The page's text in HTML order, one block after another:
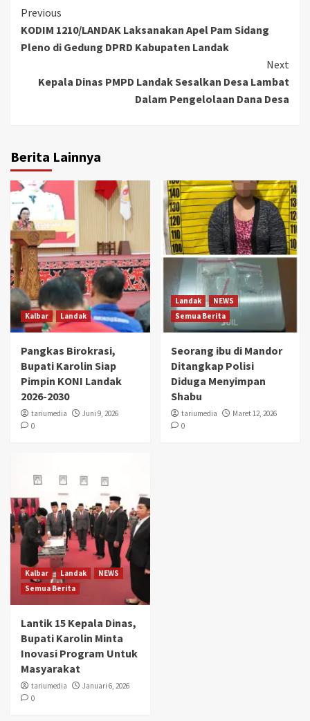
Continue
Reading
Previous
KODIM 1210/LANDAK Laksanakan Apel Pam Sidang
Pleno di Gedung DPRD Kabupaten Landak
Next
Kepala Dinas PMPD Landak Sesalkan Desa Lambat
Dalam Pengelolaan Dana Desa
Berita Lainnya
Kalbar Landak
Pangkas Birokrasi,
Bupati Karolin Siap
Pimpin KONI Landak
2026-2030
tariumedia
Juni 9, 2026
0
Landak
NEWS
Semua Berita
Seorang ibu di Mandor
Ditangkap Polisi
Diduga Menyimpan
Shabu
tariumedia
Maret 12, 2026
0
Kalbar Landak
NEWS
Semua Berita
Lantik 15 Kepala Dinas,
Bupati Karolin Minta
Inovasi Program Untuk
Masyarakat
tariumedia
Januari 6, 2026
0